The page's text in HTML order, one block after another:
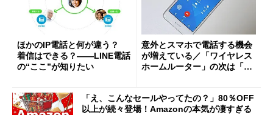
ほかのIP電話と何が違う？
着信はできる？――LINE電話
の“ここ”が知りたい
意外とスマホで電話する機会
が増えている／「ワイヤレス
ホームルーター」の次は「ワ
「え、こんなセールやってたの？」80％OFF
以上が続々登場！Amazonの本気が凄すぎる